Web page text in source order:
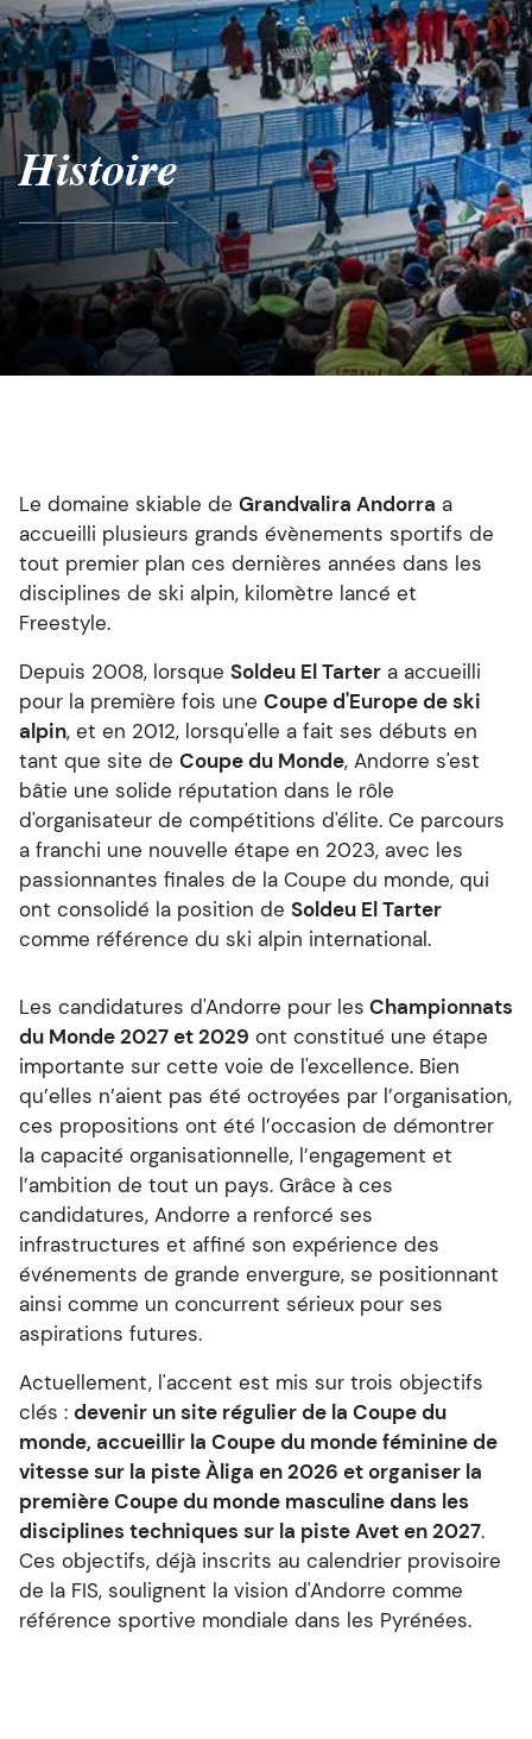
Histoire
Le domaine skiable de Grandvalira Andorra a
accueilli plusieurs grands évènements sportifs de
tout premier plan ces dernières années dans les
disciplines de ski alpin, kilomètre lancé et
Freestyle.
Depuis 2008, lorsque Soldeu El Tarter a accueilli
pour la première fois une Coupe d'Europe de ski
alpin, et en 2012, lorsqu'elle a fait ses débuts en
tant que site de Coupe du Monde, Andorre s'est
bâtie une solide réputation dans le rôle
d'organisateur de compétitions d'élite. Ce parcours
a franchi une nouvelle étape en 2023, avec les
passionnantes finales de la Coupe du monde, qui
ont consolidé la position de Soldeu El Tarter
comme référence du ski alpin international.
Les candidatures d'Andorre pour les Championnats
du Monde 2027 et 2029 ont constitué une étape
importante sur cette voie de l'excellence. Bien
qu’elles n’aient pas été octroyées par l’organisation,
ces propositions ont été l’occasion de démontrer
la capacité organisationnelle, l’engagement et
l’ambition de tout un pays. Grâce à ces
candidatures, Andorre a renforcé ses
infrastructures et affiné son expérience des
événements de grande envergure, se positionnant
ainsi comme un concurrent sérieux pour ses
aspirations futures.
Actuellement, l'accent est mis sur trois objectifs
clés : devenir un site régulier de la Coupe du
monde, accueillir la Coupe du monde féminine de
vitesse sur la piste Àliga en 2026 et organiser la
première Coupe du monde masculine dans les
disciplines techniques sur la piste Avet en 2027.
Ces objectifs, déjà inscrits au calendrier provisoire
de la FIS, soulignent la vision d'Andorre comme
référence sportive mondiale dans les Pyrénées.